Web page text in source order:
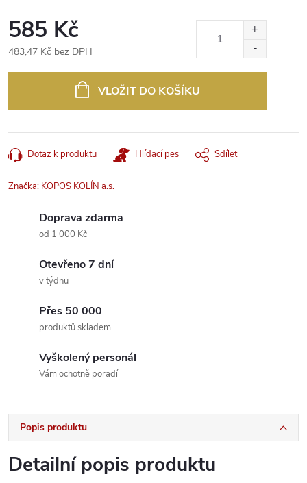
585 Kč
483,47 Kč bez DPH
VLOŽIT DO KOŠÍKU
Dotaz k produktu Hlídací pes Sdílet
Značka: KOPOS KOLÍN a.s.
Doprava zdarma
od 1 000 Kč
Otevřeno 7 dní
v týdnu
Přes 50 000
produktů skladem
Vyškolený personál
Vám ochotně poradí
Popis produktu
Detailní popis produktu